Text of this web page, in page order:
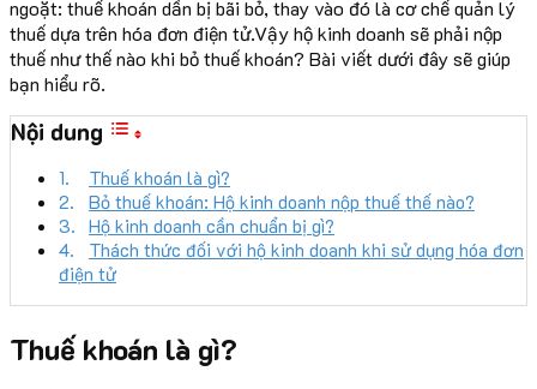
ngoặt: thuế khoán dần bị bãi bỏ, thay vào đó là cơ chế quản lý
thuế dựa trên hóa đơn điện tử.Vậy hộ kinh doanh sẽ phải nộp
thuế như thế nào khi bỏ thuế khoán? Bài viết dưới đây sẽ giúp
bạn hiểu rõ.
Nội dung
Thuế khoán là gì?
Bỏ thuế khoán: Hộ kinh doanh nộp thuế thế nào?
Hộ kinh doanh cần chuẩn bị gì?
Thách thức đối với hộ kinh doanh khi sử dụng hóa đơn
điện tử
Thuế khoán là gì?